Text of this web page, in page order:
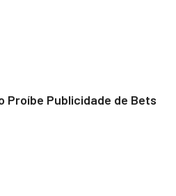
Proíbe Publicidade de Bets